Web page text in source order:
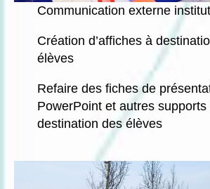
Communication externe
Création d’affiches à
élèves
Refaire des fiches de
PowerPoint et autres supports
destination des élèves